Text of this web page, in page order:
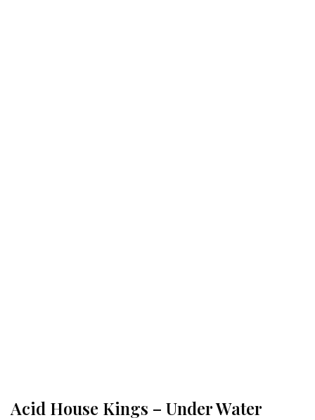
Acid House Kings – Under Water